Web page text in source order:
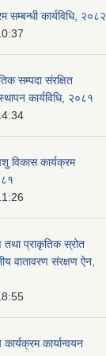
सम्बन्धी कार्यविधि, २०८२
सम्पदा संरक्षित
कार्यविधि, २०८१
विकास कार्यक्रम
तथा प्राकृतिक स्रोत
वातावरण संरक्षण ऐन,
कार्यान्वयन